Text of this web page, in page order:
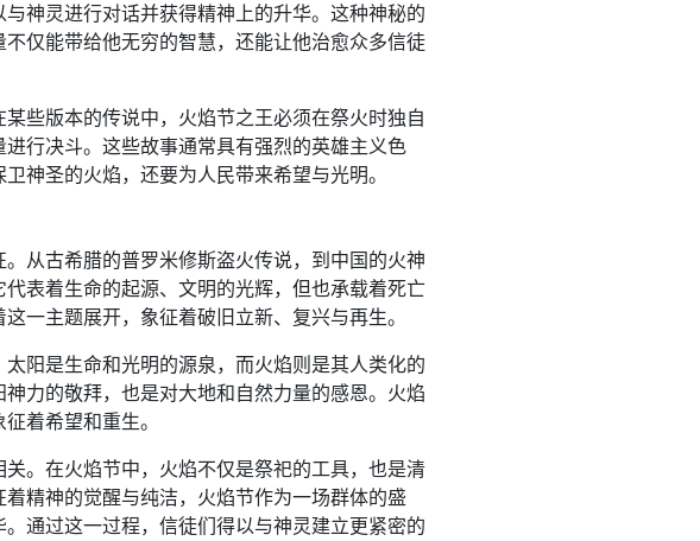
神灵进行对话并获得精神上的升华。这种神秘的
仅能带给他无穷的智慧，还能让他治愈众多信徒
些版本的传说中，火焰节之王必须在祭火时独自
行决斗。这些故事通常具有强烈的英雄主义色
神圣的火焰，还要为人民带来希望与光明。
从古希腊的普罗米修斯盗火传说，到中国的火神
表着生命的起源、文明的光辉，但也承载着死亡
一主题展开，象征着破旧立新、复兴与再生。
阳是生命和光明的源泉，而火焰则是其人类化的
力的敬拜，也是对大地和自然力量的感恩。火焰
着希望和重生。
。在火焰节中，火焰不仅是祭祀的工具，也是清
精神的觉醒与纯洁，火焰节作为一场群体的盛
通过这一过程，信徒们得以与神灵建立更紧密的